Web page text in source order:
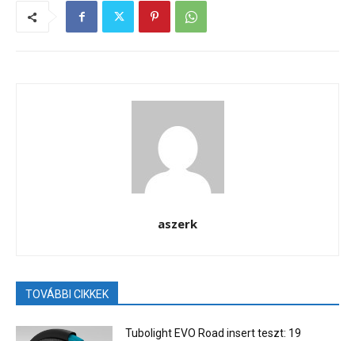
aszerk
TOVÁBBI CIKKEK
Tubolight EVO Road insert teszt: 19